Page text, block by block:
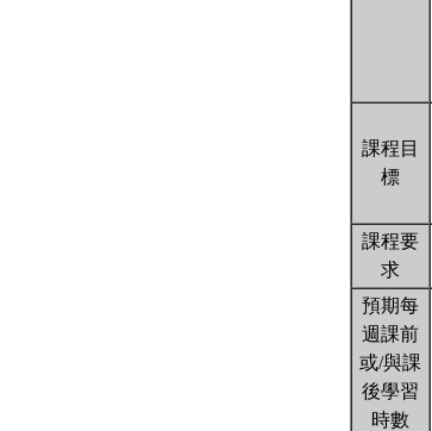
課程目
標
課程要
求
預期每
週課前
或/與課
後學習
時數